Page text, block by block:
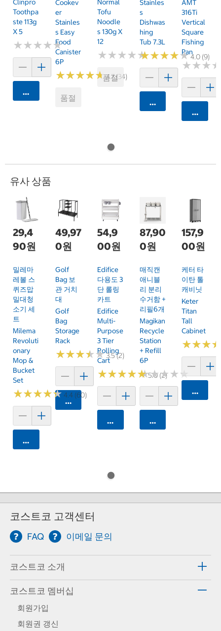
Clinpro
Toothpa
Ste 113g
X 5
★★★★★
★★★★★
카트에 담기
Cookev
Er
Stainles
S Easy
Food
Canister
6P
★★★★★
★★★★★4.7 (34)
품절
Normal
Tofu
Noodle
S 130g X
12
★★★★★
★★★★★
품절
Stainles
S
Dishwas
Hing
Tub 7.3L
★★★★★
★★★★★4.0 (9)
카트에 담기
AMT
316Ti
Vertical
Square
Fishing
Pan
★★★
★★★
카트에
유사 상품
29,4
90원
밀레마
레볼 스
퀴즈맙
밀대청
소기 세
트
Milema
Revoluti
Onary
Mop &
Bucket
Set
★★★★★
★★★★★4.4 (60)
카트에 담기
49,97
0원
Golf
Bag 보
관 거치
대
Golf
Bag
Storage
Rack
★★★★★
★★★★★3.5 (2)
카트에 담기
54,9
00원
Edifice
다용도 3
단 롤링
카트
Edifice
Multi-
Purpose
3 Tier
Rolling
Cart
★★★★★
★★★★★5.0 (2)
카트에 담기
87,90
0원
매직캔
애니블
리 분리
수거함 +
리필6개
Magikan
Recycle
Station
+ Refill
6P
★★★★★
★★★★★
카트에 담기
157,9
00원
케터 타
이탄 톨
캐비닛
Keter
Titan
Tall
Cabinet
★★★
★★★
카트에
코스트코 고객센터
FAQ 이메일 문의
코스트코 소개
코스트코 멤버십
회원가입
회원권 갱신